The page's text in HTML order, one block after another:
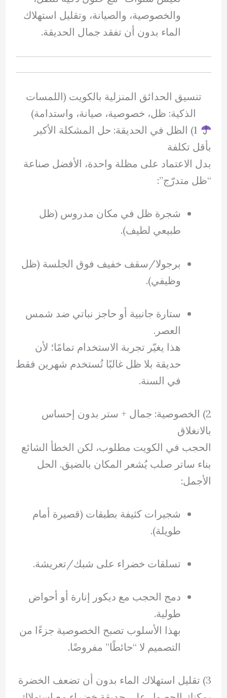
والخصوصية، والصيانة، وتقليل استهلاك
الماء بدون أن تفقد جمال الحديقة.
تنسيق الحدائق المنزلية بالكويت (اللمسات
الذكية: ظل، خصوصية، صيانة، واستدامة)
1) الظل في الحديقة: حل المشكلة الأكبر
بأقل تكلفة
بدل الاعتماد على مظلة واحدة، الأفضل صناعة
“ظل متدرّج”:
شجرة ظل في مكان مدروس (ظل
طبيعي لطيف).
برجولا/سقف خفيف فوق الجلسة (ظل
وظيفي).
ستارة جانبية أو حاجز نباتي ضد شمس
العصر.
هذا يغيّر تجربة الاستخدام تمامًا؛ لأن
حديقة بلا ظل غالبًا تُستخدم شهرين فقط
في السنة.
2) الخصوصية: جمال + ستر بدون إحساس
بالانغلاق
الحجب في الكويت مطلوب، لكن الخطأ الشائع
بناء ساتر صلب يُشعر المكان بالضيق. الحل
الأجمل:
شجيرات كثيفة بطبقات (قصيرة أمام
طويلة).
تسلقات خضراء على شبك/تعريشة.
دمج الحجب مع ديكور إنارة أو أحواض
طولية.
بهذا الأسلوب تصبح الخصوصية جزءًا من
التصميم لا “حائطًا” مفروضًا.
3) تقليل استهلاك الماء بدون أن تضعف الخضرة